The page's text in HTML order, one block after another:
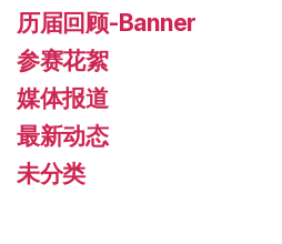
历届回顾-Banner
参赛花絮
媒体报道
最新动态
未分类